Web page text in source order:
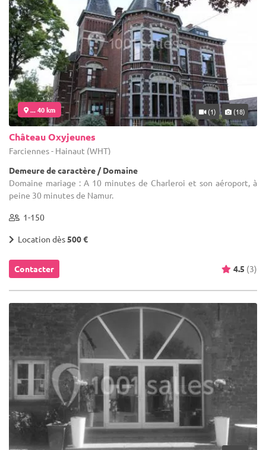
... 40 km (1) (18)
Château Oxyjeunes
Farciennes - Hainaut (WHT)
Demeure de caractère / Domaine
Domaine mariage : A 10 minutes de Charleroi et son aéroport, à
peine 30 minutes de Namur.
1-150
Location dès500 €
Contacter 4.5 (3)